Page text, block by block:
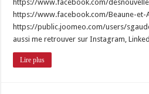
https://www.facebook.com/
https://www.facebook.com/Beaune-et-
https://public.joomeo.com/users/
aussi me retrouver sur Instagram,
Lire plus